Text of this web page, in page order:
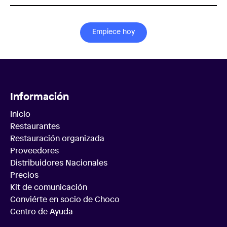
Empiece hoy
Información
Inicio
Restaurantes
Restauración organizada
Proveedores
Distribuidores Nacionales
Precios
Kit de comunicación
Conviérte en socio de Choco
Centro de Ayuda